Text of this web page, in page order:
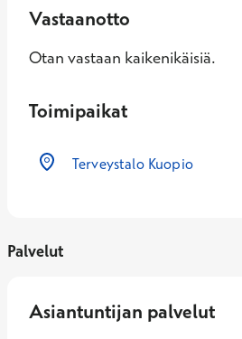
Vastaanotto
Otan vastaan kaikenikäisiä.
Toimipaikat
Terveystalo Kuopio
Palvelut
Asiantuntijan palvelut